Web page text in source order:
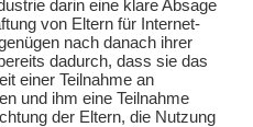
darin eine klare Absage
von Eltern für Internet-
nach danach ihrer
dadurch, dass sie das
einer Teilnahme an
und ihm eine Teilnahme
der Eltern, die Nutzung